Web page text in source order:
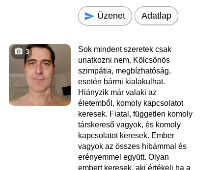
Üzenet Adatlap
3
Sok mindent szeretek csak
unatkozni nem. Kölcsönös
szimpátia, megbízhatóság,
esetén bármi kialakulhat.
Hiányzik már valaki az
életemből, komoly kapcsolatot
keresek. Fiatal, független komoly
társkereső vagyok, és komoly
kapcsolatot keresek. Ember
vagyok az összes hibámmal és
erényemmel együtt. Olyan
embert keresek, aki értékeli ha a